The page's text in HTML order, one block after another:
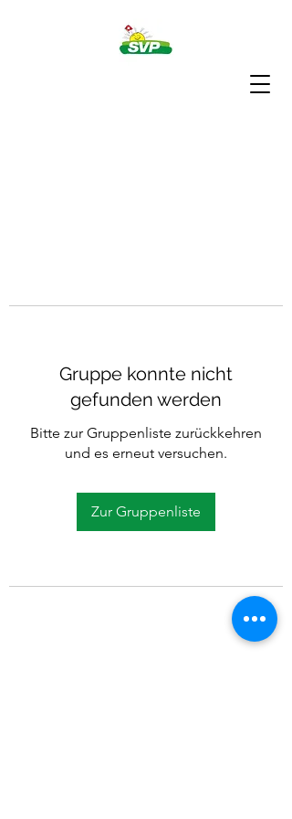
Gruppe konnte nicht
gefunden werden
Bitte zur Gruppenliste zurückkehren
und es erneut versuchen.
Zur Gruppenliste